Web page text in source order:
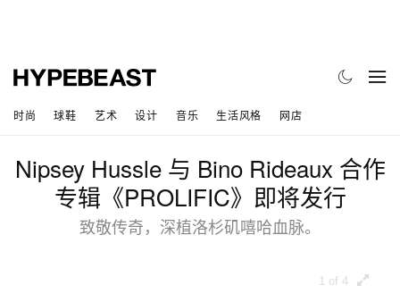
时尚 球鞋 艺术 设计 音乐 生活风格 网店
Nipsey Hussle 与 Bino Rideaux 合作
专辑《PROLIFIC》即将发行
致敬传奇，深植洛杉矶嘻哈血脉。
1 of 4